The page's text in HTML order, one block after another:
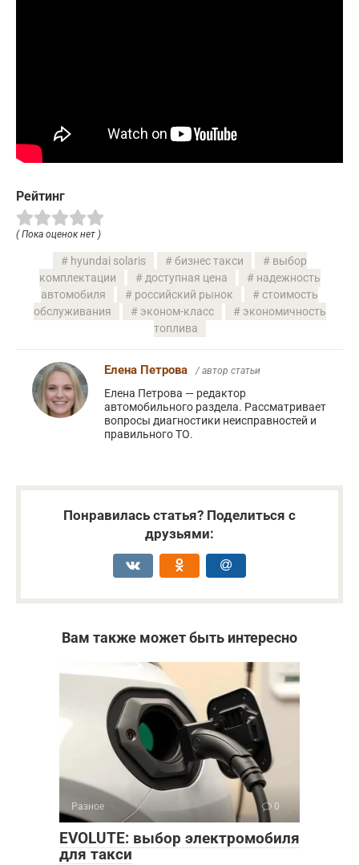
Рейтинг
( Пока оценок нет )
hyundai solaris бизнес такси
выбор
комплектации
доступная цена
надежность
автомобиля
российский рынок
стоимость
обслуживания
эконом-класс
экономичность
топлива
Елена Петрова / автор статьи
Елена Петрова — редактор
автомобильного раздела. Рассматривает
вопросы диагностики неисправностей и
правильного ТО.
Понравилась статья? Поделиться с
друзьями:
Вам также может быть интересно
Разное 0
EVOLUTE: выбор электромобиля
для такси